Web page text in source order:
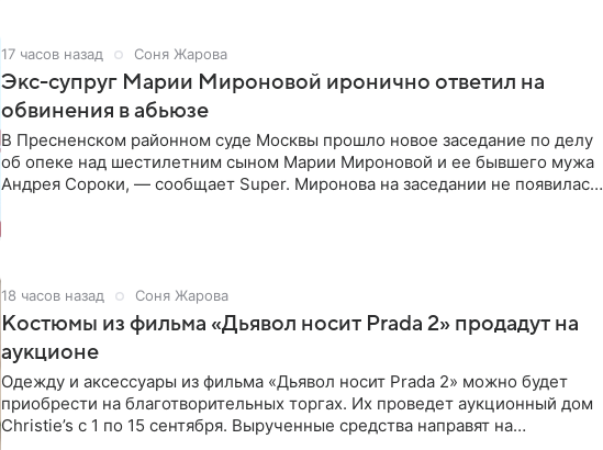
17 часов назад Соня Жарова
Экс-супруг Марии Мироновой иронично ответил на
обвинения в абьюзе
В Пресненском районном суде Москвы прошло новое заседание по делу
об опеке над шестилетним сыном Марии Мироновой и ее бывшего мужа
Андрея Сороки, — сообщает Super. Миронова на заседании не появилась.
18 часов назад Соня Жарова
Костюмы из фильма «Дьявол носит Prada 2» продадут на
аукционе
Одежду и аксессуары из фильма «Дьявол носит Prada 2» можно будет
приобрести на благотворительных торгах. Их проведет аукционный дом
Christie’s с 1 по 15 сентября. Вырученные средства направят на